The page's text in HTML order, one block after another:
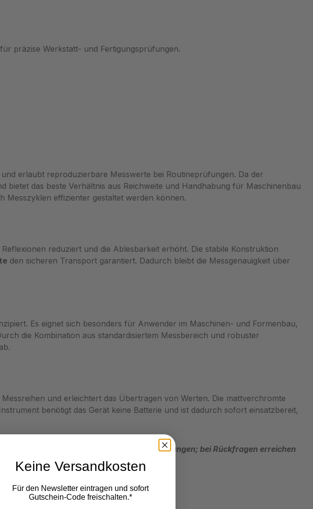
präzise Werkstatt‑ und Fertigungsprüfungen.
und erlaubt reproduzierbare Messwerte bei Routineprüfungen. Da der
bietet das beste Verhältnis aus Reichweite und Handhabung für Maschinenbau
Messzyklen effizienter gestaltet werden können.
reduziert und die Ablesbarkeit erhöht. Die stabile Konstruktion
den sicheren Transport garantiert. Dadurch bleibt die Messgenauigkeit über
Es eignet sich besonders für Anwender im Maschinen‑ und Formenbau,
die Kombination aus standardisiertem Messbereich und robuster
und erleichtert das Übertragen von Werten. Die mattverchromte
benötigt das Gerät keine Batterie und ist dadurch sofort einsatzbereit,
präzise und zuverlässige Werkstattmessungen; bei Rückfragen erreichen
Keine Versandkosten
Für den Newsletter eintragen und sofort
Gutschein-Code freischalten.*